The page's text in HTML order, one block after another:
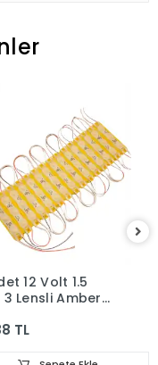
12 Volt 1.5
Lensli Amber
TL